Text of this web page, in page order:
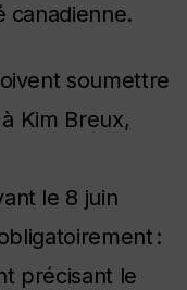
canadienne.
soumettre
Kim Breux,
le 8 juin
:
précisant le